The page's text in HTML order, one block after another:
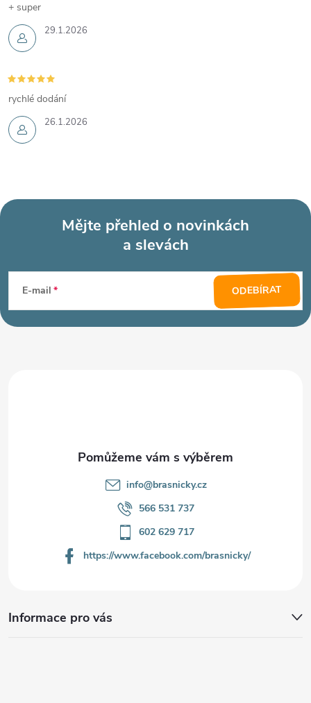
29.1.2026
+ super
26.1.2026
rychlé dodání
p
Mějte přehled o novinkách
a slevách
E-mail ODEBÍRAT
info@brasnicky.cz
566 531 737
602 629 717
https://www.facebook.com/brasnicky/
Informace pro vás